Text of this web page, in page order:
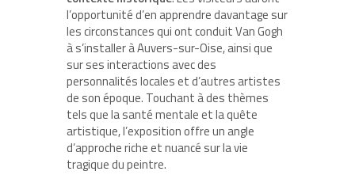
l’opportunité d’en apprendre davantage sur
les circonstances qui ont conduit Van Gogh
à s’installer à Auvers-sur-Oise, ainsi que
sur ses interactions avec des
personnalités locales et d’autres artistes
de son époque. Touchant à des thèmes
tels que la santé mentale et la quête
artistique, l’exposition offre un angle
d’approche riche et nuancé sur la vie
tragique du peintre.